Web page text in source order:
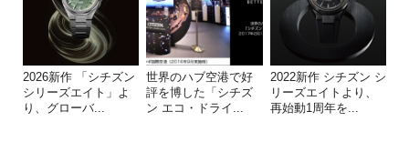
2026新作 「シチズン
シリーズエイト」よ
り、グローバ...
世界のハブ空港で好
評を博した「シチズ
ン エコ・ドライ...
2022新作 シチズン シ
リーズエイトより、
再始動1周年を...